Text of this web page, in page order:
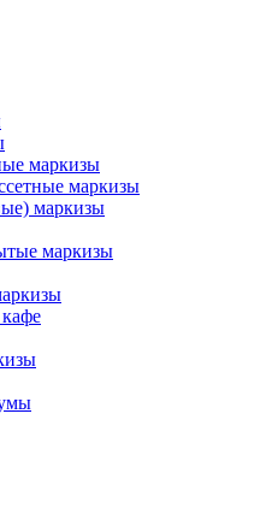
маркизы
маркизы
маркизы
маркизы